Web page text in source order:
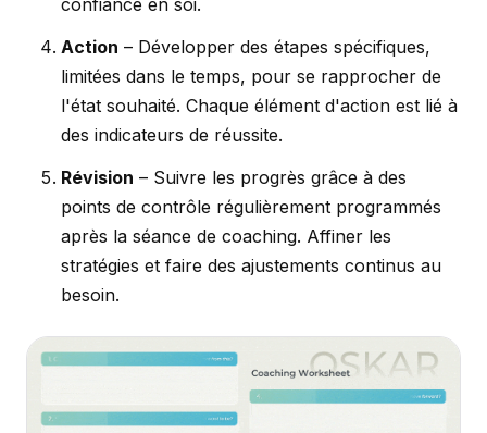
confiance en soi.
Action – Développer des étapes spécifiques,
limitées dans le temps, pour se rapprocher de
l'état souhaité. Chaque élément d'action est lié à
des indicateurs de réussite.
Révision – Suivre les progrès grâce à des
points de contrôle régulièrement programmés
après la séance de coaching. Affiner les
stratégies et faire des ajustements continus au
besoin.